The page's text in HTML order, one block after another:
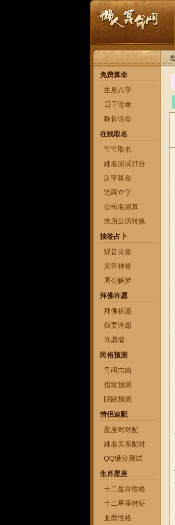
免费算命
生辰八字
日干论命
称骨论命
在线取名
宝宝取名
姓名测试打分
测字算命
笔画查字
公司名测算
农历公历转换
抽签占卜
观音灵签
关帝神签
周公解梦
拜佛许愿
拜佛祈愿
我要许愿
许愿墙
民俗预测
号码吉凶
指纹预测
眼跳预测
情侣速配
星座对对配
姓名关系配对
QQ缘分测试
生肖星座
十二生肖性格
十二星座特征
血型性格